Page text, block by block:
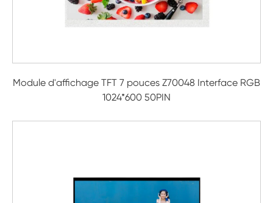
Module d'affichage TFT 7 pouces Z70048 Interface RGB
1024*600 50PIN